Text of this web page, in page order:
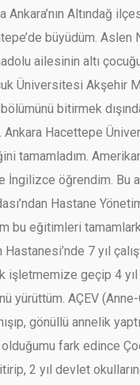
Ankara’nın Altındağ
büyüdüm. Aslen
ailesinin altı
Üniversitesi Akşehir
bitirmek
Ankara Hacettepe
tamamladım.
İngilizce öğrendim. Bu
Hastane
bu eğitimleri
7 yıl
işletmemize geçip 4
yürüttüm. AÇEV
gönüllü annelik
fark edince
2 yıl devlet